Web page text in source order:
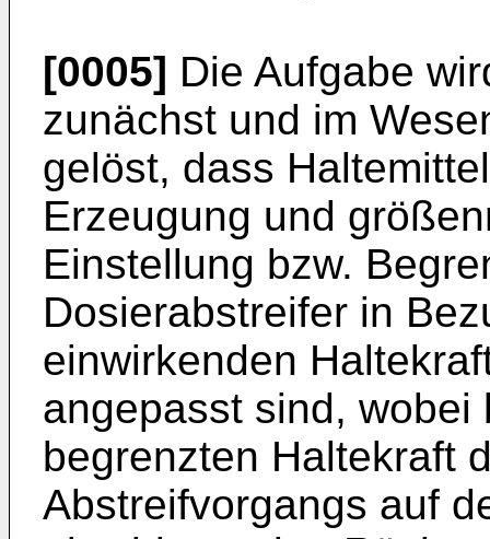
[0005] Die Aufgabe
zunächst und im
gelöst, dass
Erzeugung und
Einstellung bzw.
Dosierabstreifer in
einwirkenden
angepasst sind, wobei
begrenzten Haltekraft
Abstreifvorgangs auf